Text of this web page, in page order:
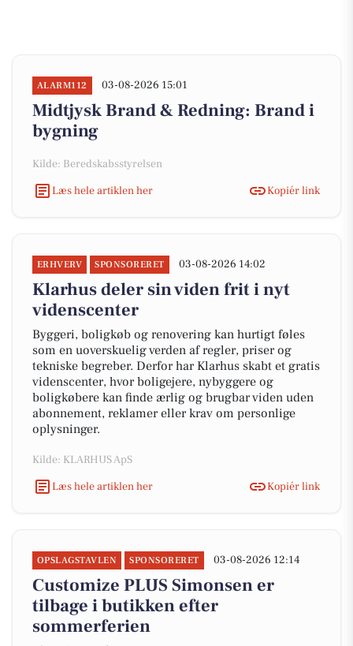
ALARM112 03-08-2026 15:01
Midtjysk Brand & Redning: Brand i
bygning
Kilde: Beredskabsstyrelsen
Læs hele artiklen her
Kopiér link
ERHVERV SPONSORERET 03-08-2026 14:02
Klarhus deler sin viden frit i nyt
videnscenter
Byggeri, boligkøb og renovering kan hurtigt føles
som en uoverskuelig verden af regler, priser og
tekniske begreber. Derfor har Klarhus skabt et gratis
videnscenter, hvor boligejere, nybyggere og
boligkøbere kan finde ærlig og brugbar viden uden
abonnement, reklamer eller krav om personlige
oplysninger.
Kilde: KLARHUS ApS
Læs hele artiklen her
Kopiér link
OPSLAGSTAVLEN SPONSORERET 03-08-2026 12:14
Customize PLUS Simonsen er
tilbage i butikken efter
sommerferien